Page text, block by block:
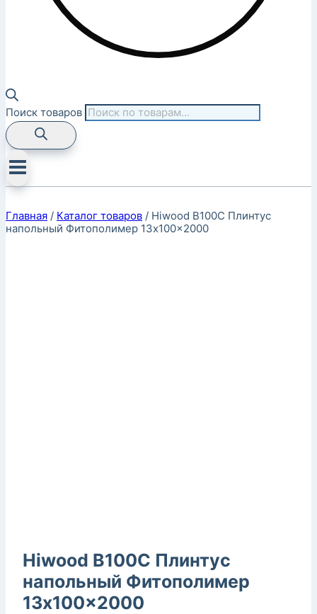
Поиск товаров
Главная / Каталог товаров / Hiwood B100C Плинтус
напольный Фитополимер 13x100x2000
Hiwood B100C Плинтус
напольный Фитополимер
13x100x2000